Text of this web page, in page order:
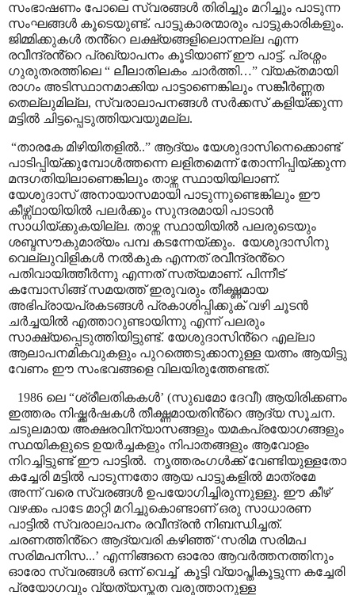
സംഭാഷണം പോലെ സ്വരങ്ങൾ തിരിച്ചും മറിച്ചും പാടുന്ന
സംഘങ്ങൾ കൂടെയുണ്ട്. പാട്ടുകാരന്മാരും പാട്ടുകാരികളും.
ജിമ്മിക്കുകൾ തൻ്റെ ലക്ഷ്യങ്ങളിലൊന്നല്ല എന്ന
രവീന്ദ്രൻ്റെ പ്രഖ്യാപനം കൂടിയാണ് ഈ പാട്ട്. പ്രശ്നം
ഗുരുതരത്തിലെ “ ലീലാതിലകം ചാർത്തി…” വ്യക്തമായി
രാഗം അടിസ്ഥാനമാക്കിയ പാട്ടാണെങ്കിലും സങ്കീർണ്ണത
തെല്ലുമില്ല, സ്വരാലാപനങ്ങൾ സർക്കസ് കളിയ്ക്കുന്ന
മട്ടിൽ ചിട്ടപ്പെടുത്തിയവയുമല്ല.
“താരകേ മിഴിയിതളിൽ..” ആദ്യം യേശുദാസിനെക്കൊണ്ട്
പാടിപ്പിയ്ക്കുമ്പോൾത്തന്നെ ലളിതമെന്ന് തോന്നിപ്പിയ്ക്കുന്ന
മന്ദഗതിയിലാണെങ്കിലും താഴ്ന്ന സ്ഥായിയിലാണ്.
യേശുദാസ് അനായാസമായി പാടുന്നുണ്ടെങ്കിലും ഈ
കീഴ്സ്ഥായിയിൽ പലർക്കും സുന്ദരമായി പാടാൻ
സാധിയ്ക്കുകയില്ല. താഴ്ന്ന സ്ഥായിയിൽ പലരുടെയും
ശബ്ദസൗകുമാര്യം പമ്പ കടന്നേയ്ക്കും. യേശുദാസിനു
വെല്ലുവിളികൾ നൽകുക എന്നത് രവീന്ദ്രൻ്റെ
പതിവായിത്തീർന്നു എന്നത് സത്യമാണ്. പിന്നീട്
കമ്പോസിങ്ങ് സമയത്ത് ഇരുവരും തീക്ഷ്ണമായ
അഭിപ്രായപ്രകടങ്ങൾ പ്രകാശിപ്പിക്കുക് വഴി ചൂടൻ
ചർച്ചയിൽ എത്താറുണ്ടായിന്നു എന്ന് പലരും
സാക്ഷ്യപ്പെടുത്തിയിട്ടുണ്ട്. യേശുദാസിൻ്റെ എല്ലാ
ആലാപനമികവുകളും പുറത്തെടുക്കാനുള്ള യത്നം ആയിട്ടു
വേണം ഈ സംഭവങ്ങളെ വിലയിരുത്തേണ്ടത്.
1986 ലെ “ശ്രീലതികകൾ’ (സുഖമോ ദേവീ) ആയിരിക്കണം
ഇത്തരം നിഷ്ക്കർഷകൾ തീക്ഷ്ണമായതിൻ്റെ ആദ്യ സൂചന.
ചടുലമായ അക്ഷരവിന്യാസങ്ങളും യമകപ്രയോഗങ്ങളും
സ്ഥയികളുടെ ഉയർച്ചകളും നിപാതങ്ങളും ആവോളം
നിറച്ചിട്ടുണ്ട് ഈ പാട്ടിൽ. നൃത്തരംഗൾക്ക് വേണ്ടിയുള്ളതോ
കച്ചേരി മട്ടിൽ പാടുന്നതോ ആയ പാട്ടുകളിൽ മാത്രമേ
അന്ന് വരെ സ്വരങ്ങൾ ഉപയോഗിച്ചിരുന്നുള്ളു. ഈ കീഴ്
വഴക്കം പാടേ മാറ്റി മറിച്ചുകൊണ്ടാണ് ഒരു സാധാരണ
പാട്ടിൽ സ്വരാലാപനം രവീന്ദ്രൻ നിബന്ധിച്ചത്.
ചരണത്തിൻ്റെ ആദ്യവരി കഴിഞ്ഞ്‘സരിമ സരിമപ
സരിമപനിസ...’ എന്നിങ്ങനെ ഓരോ ആവർത്തനത്തിനും
ഓരോ സ്വരങ്ങൾ ഒന്ന് വെച്ച് കൂട്ടി വ്യാപ്തികൂട്ടുന്ന കച്ചേരി
പ്രയോഗവും വ്യത്യസ്തത വരുത്താനുള്ള